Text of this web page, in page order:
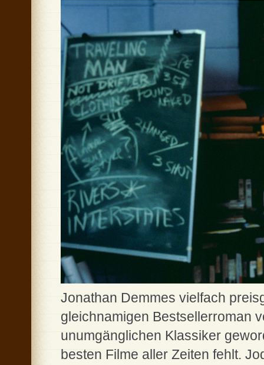
Jonathan Demmes vielfach
gleichnamigen Bestsellerroman
unumgänglichen Klassiker
besten Filme aller Zeiten fehlt.